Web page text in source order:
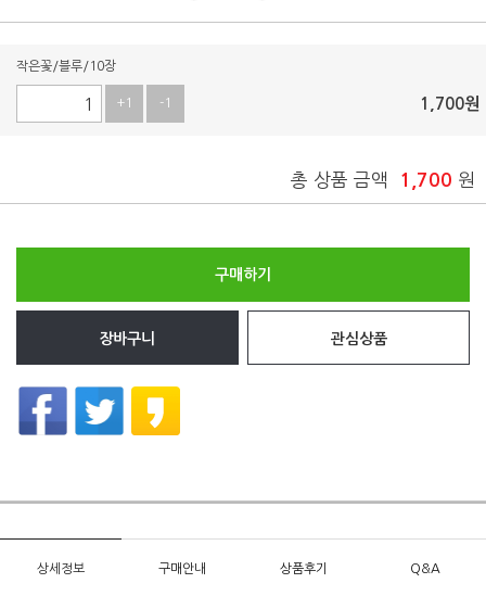
작은꽃/블루/10장
+1 -1 1,700원
총 상품 금액 1,700 원
구매하기
관심상품
장바구니
상세정보 구매안내 상품후기 Q&A